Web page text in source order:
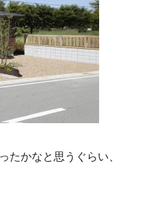
かなと思うぐらい、